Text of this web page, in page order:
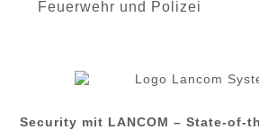
Feuerwehr und Polizei
Security mit LANCOM – State-of-